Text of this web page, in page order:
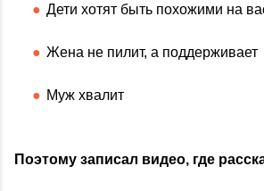
Дети хотят быть похожими на
Жена не пилит, а поддерживает
Муж хвалит
Поэтому записал видео, где